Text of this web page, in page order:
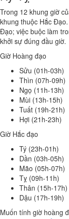
Trong 12 khung giờ
khung thuộc Hắc
Đạo; việc buộc làm
khởi sự đúng đầu giờ.
Giờ Hoàng đạo
Sửu (01h-03h)
Thìn (07h-09h)
Ngọ (11h-13h)
Mùi (13h-15h)
Tuất (19h-21h)
Hợi (21h-23h)
Giờ Hắc đạo
Tý (23h-01h)
Dần (03h-05h)
Mão (05h-07h)
Tỵ (09h-11h)
Thân (15h-17h)
Dậu (17h-19h)
Muốn tính giờ hoàng